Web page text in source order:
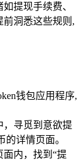
提现手续费、
洞悉这些规则,
钱包应用程序,
，寻觅到意欲提
详情页面。
面内，找到“提